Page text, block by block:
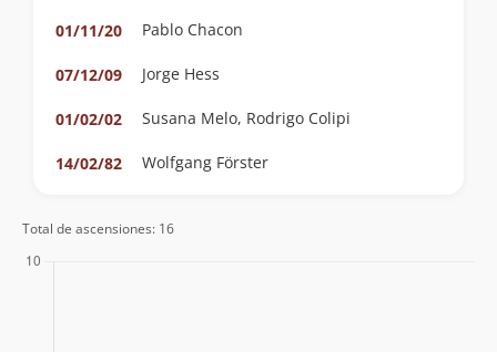
01/11/20
Pablo Chacon
07/12/09 Jorge Hess
01/02/02 Susana Melo, Rodrigo Colipi
14/02/82 Wolfgang Förster
Total de ascensiones: 16